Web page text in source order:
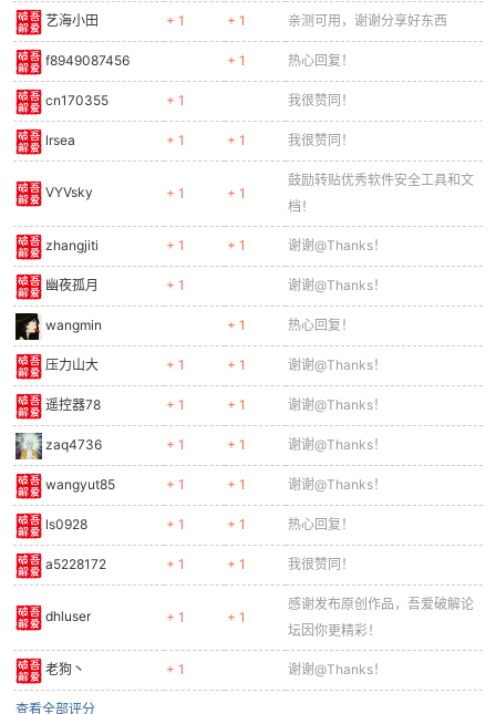
jie.
cn
艺海小田 + 1 + 1 亲测可用，谢谢分享好东西
f8949087456 + 1 热心回复！
cn170355 + 1 我很赞同！
lrsea + 1 + 1 我很赞同！
VYVsky + 1 + 1
鼓励转贴优秀软件安全工具和文
档！
zhangjiti + 1 + 1 谢谢@Thanks！
幽夜孤月 + 1 谢谢@Thanks！
wangmin + 1 热心回复！
压力山大 + 1 + 1 谢谢@Thanks！
遥控器78 + 1 + 1 谢谢@Thanks！
zaq4736 + 1 + 1 谢谢@Thanks！
wangyut85 + 1 + 1 谢谢@Thanks！
ls0928 + 1 + 1 热心回复！
a5228172 + 1 + 1 我很赞同！
dhluser + 1 + 1
感谢发布原创作品，吾爱破解论
坛因你更精彩！
老狗丶 + 1 谢谢@Thanks！
查看全部评分